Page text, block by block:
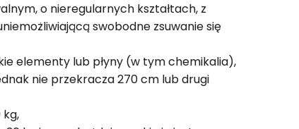
o nieregularnych kształtach, z
swobodne zsuwanie się
elementy lub płyny (w tym chemikalia),
nie przekracza 270 cm lub drugi